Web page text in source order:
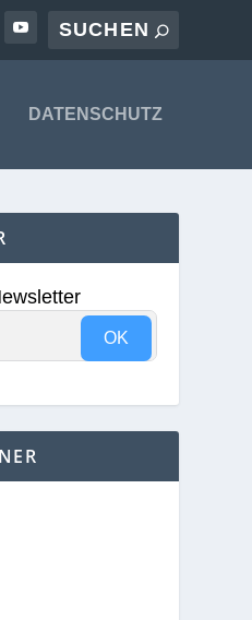
DATENSCHUTZ
OK